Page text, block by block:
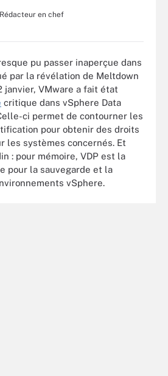
Rédacteur en chef
pu passer inaperçue dans
par la révélation de Meltdown
janvier, VMware a fait état
critique dans vSphere Data
ci permet de contourner les
pour obtenir des droits
les systèmes concernés. Et
: pour mémoire, VDP est la
pour la sauvegarde et la
vSphere.